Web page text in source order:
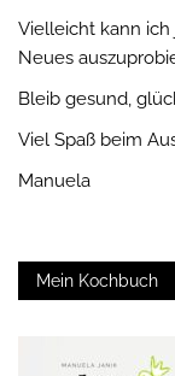
Vielleicht kann
Neues
Bleib gesund,
Viel Spaß beim
Manuela
Mein Kochbuch